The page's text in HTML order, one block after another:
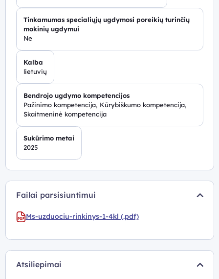
Tinkamumas specialiųjų ugdymosi poreikių turinčių
mokinių ugdymui
Ne
Kalba
lietuvių
Bendrojo ugdymo kompetencijos
Pažinimo kompetencija, Kūrybiškumo kompetencija,
Skaitmeninė kompetencija
Sukūrimo metai
2025
Failai parsisiuntimui
Ms-uzduociu-rinkinys-1-4kl (.pdf)
Atsiliepimai